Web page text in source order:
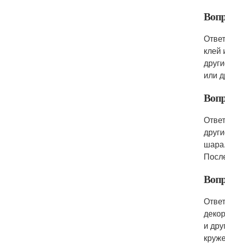
клей
или
и